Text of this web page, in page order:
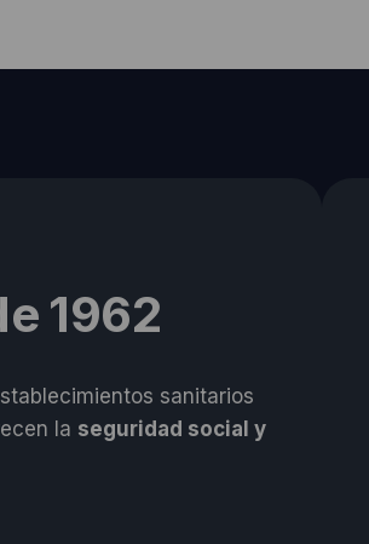
1962
sanitarios
la seguridad social y